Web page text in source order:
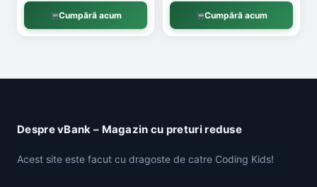
Cumpără acum Cumpără acum
Despre vBank – Magazin cu preturi reduse
Acest site este facut cu dragoste de catre Coding Kids!